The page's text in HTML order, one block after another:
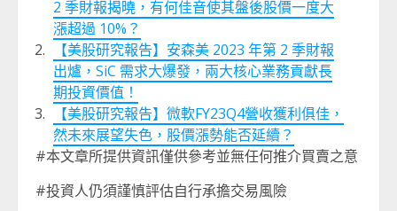
2 季財報揭曉，有何佳音使其盤後股價一度大
漲超過 10%？
【美股研究報告】安森美 2023 年第 2 季財報
出爐，SiC 需求大爆發，兩大核心業務貢獻長
期投資價值！
【美股研究報告】微軟FY23Q4營收獲利俱佳，
然未來展望失色，股價漲勢能否延續？
#本文章所提供資訊僅供參考並無任何推介買賣之意
#投資人仍須謹慎評估自行承擔交易風險